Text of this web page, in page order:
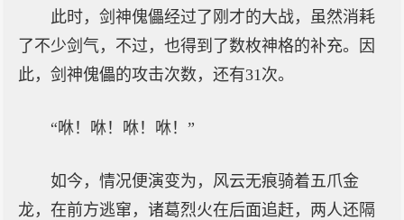
此时，剑神傀儡经过了刚才的大战，虽然消耗
了不少剑气，不过，也得到了数枚神格的补充。因
此，剑神傀儡的攻击次数，还有31次。
“咻！咻！咻！咻！”
如今，情况便演变为，风云无痕骑着五爪金
龙，在前方逃窜，诸葛烈火在后面追赶，两人还隔